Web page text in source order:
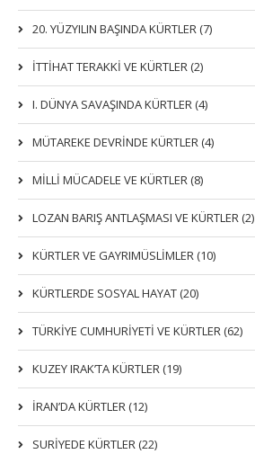
20. YÜZYILIN BAŞINDA KÜRTLER (7)
İTTIHAT TERAKKI VE KÜRTLER (2)
I. DÜNYA SAVAŞINDA KÜRTLER (4)
MÜTAREKE DEVRİNDE KÜRTLER (4)
MİLLİ MÜCADELE VE KÜRTLER (8)
LOZAN BARIŞ ANTLAŞMASI VE KÜRTLER (2)
KÜRTLER VE GAYRIMÜSLIMLER (10)
KÜRTLERDE SOSYAL HAYAT (20)
TÜRKİYE CUMHURİYETİ VE KÜRTLER (62)
KUZEY IRAK’TA KÜRTLER (19)
İRAN’DA KÜRTLER (12)
SURİYEDE KÜRTLER (22)